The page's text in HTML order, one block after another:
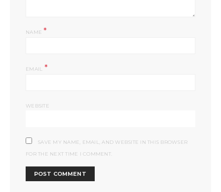
NAME*
EMAIL *
WEBSITE
SAVE MY NAME, EMAIL, AND WEBSITE IN THIS BROWSER
FOR THE NEXT TIME I COMMENT.